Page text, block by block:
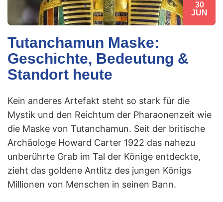
30
JUN
Tutanchamun Maske:
Geschichte, Bedeutung &
Standort heute
Kein anderes Artefakt steht so stark für die
Mystik und den Reichtum der Pharaonenzeit wie
die Maske von Tutanchamun. Seit der britische
Archäologe Howard Carter 1922 das nahezu
unberührte Grab im Tal der Könige entdeckte,
zieht das goldene Antlitz des jungen Königs
Millionen von Menschen in seinen Bann.